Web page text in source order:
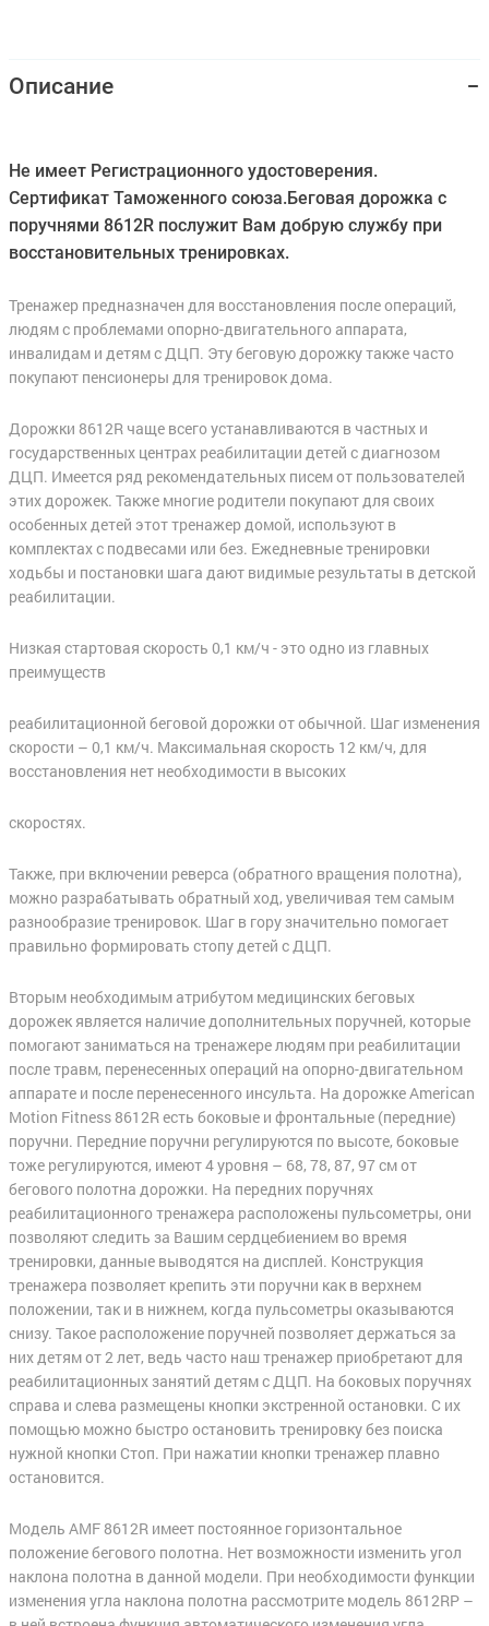
Описание
Не имеет Регистрационного удостоверения.
Сертификат Таможенного союза.Беговая дорожка с
поручнями 8612R послужит Вам добрую службу при
восстановительных тренировках.
Тренажер предназначен для восстановления после операций,
людям с проблемами опорно-двигательного аппарата,
инвалидам и детям с ДЦП. Эту беговую дорожку также часто
покупают пенсионеры для тренировок дома.
Дорожки 8612R чаще всего устанавливаются в частных и
государственных центрах реабилитации детей с диагнозом
ДЦП. Имеется ряд рекомендательных писем от пользователей
этих дорожек. Также многие родители покупают для своих
особенных детей этот тренажер домой, используют в
комплектах с подвесами или без. Ежедневные тренировки
ходьбы и постановки шага дают видимые результаты в детской
реабилитации.
Низкая стартовая скорость 0,1 км/ч - это одно из главных
преимуществ
реабилитационной беговой дорожки от обычной. Шаг изменения
скорости – 0,1 км/ч. Максимальная скорость 12 км/ч, для
восстановления нет необходимости в высоких
скоростях.
Также, при включении реверса (обратного вращения полотна),
можно разрабатывать обратный ход, увеличивая тем самым
разнообразие тренировок. Шаг в гору значительно помогает
правильно формировать стопу детей с ДЦП.
Вторым необходимым атрибутом медицинских беговых
дорожек является наличие дополнительных поручней, которые
помогают заниматься на тренажере людям при реабилитации
после травм, перенесенных операций на опорно-двигательном
аппарате и после перенесенного инсульта. На дорожке American
Motion Fitness 8612R есть боковые и фронтальные (передние)
поручни. Передние поручни регулируются по высоте, боковые
тоже регулируются, имеют 4 уровня – 68, 78, 87, 97 см от
бегового полотна дорожки. На передних поручнях
реабилитационного тренажера расположены пульсометры, они
позволяют следить за Вашим сердцебиением во время
тренировки, данные выводятся на дисплей. Конструкция
тренажера позволяет крепить эти поручни как в верхнем
положении, так и в нижнем, когда пульсометры оказываются
снизу. Такое расположение поручней позволяет держаться за
них детям от 2 лет, ведь часто наш тренажер приобретают для
реабилитационных занятий детям с ДЦП. На боковых поручнях
справа и слева размещены кнопки экстренной остановки. С их
помощью можно быстро остановить тренировку без поиска
нужной кнопки Стоп. При нажатии кнопки тренажер плавно
остановится.
Модель AMF 8612R имеет постоянное горизонтальное
положение бегового полотна. Нет возможности изменить угол
наклона полотна в данной модели. При необходимости функции
изменения угла наклона полотна рассмотрите модель 8612RP –